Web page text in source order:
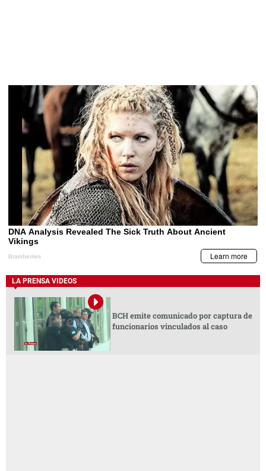
LA PRENSA VIDEOS
BCH emite comunicado por captura de
funcionarios vinculados al caso